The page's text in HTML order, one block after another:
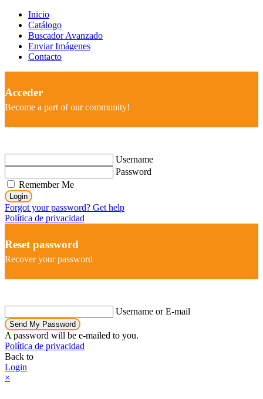
Inicio
Catálogo
Buscador Avanzado
Enviar Imágenes
Contacto
Acceder
Become a part of our community!
Username
Password
Remember Me
Login
Forgot your password? Get help
Política de privacidad
Reset password
Recover your password
Username or E-mail
Send My Password
A password will be e-mailed to you.
Política de privacidad
Back to
Login
×